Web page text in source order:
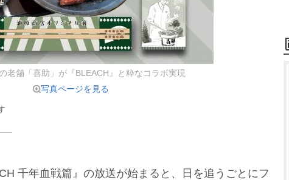
老舗「喜助」が『BLEACH』と粋なコラボ実現
写真ページを見る
千年血戦篇』の放送が始まると、日を追うごとにフ